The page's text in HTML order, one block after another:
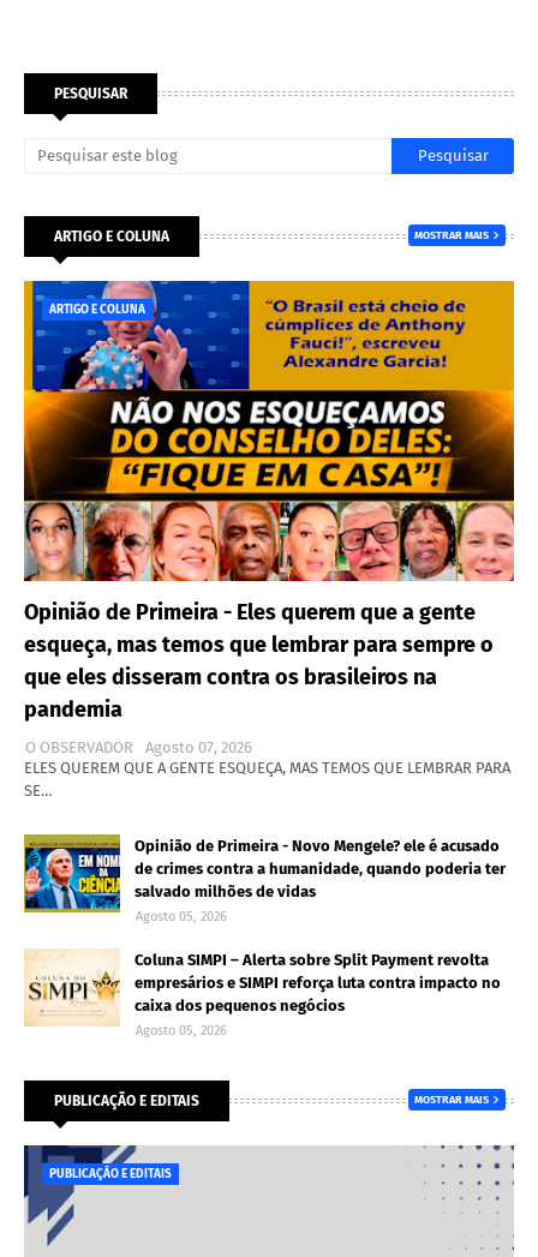
PESQUISAR
ARTIGO E COLUNA MOSTRAR MAIS
ARTIGO E COLUNA
Opinião de Primeira - Eles querem que a gente
esqueça, mas temos que lembrar para sempre o
que eles disseram contra os brasileiros na
pandemia
O OBSERVADOR
Agosto 07, 2026
ELES QUEREM QUE A GENTE ESQUEÇA, MAS TEMOS QUE LEMBRAR PARA
SE…
Opinião de Primeira - Novo Mengele? ele é acusado
de crimes contra a humanidade, quando poderia ter
salvado milhões de vidas
Agosto 05, 2026
Coluna SIMPI – Alerta sobre Split Payment revolta
empresários e SIMPI reforça luta contra impacto no
caixa dos pequenos negócios
Agosto 05, 2026
PUBLICAÇÃO E EDITAIS MOSTRAR MAIS
PUBLICAÇÃO E EDITAIS